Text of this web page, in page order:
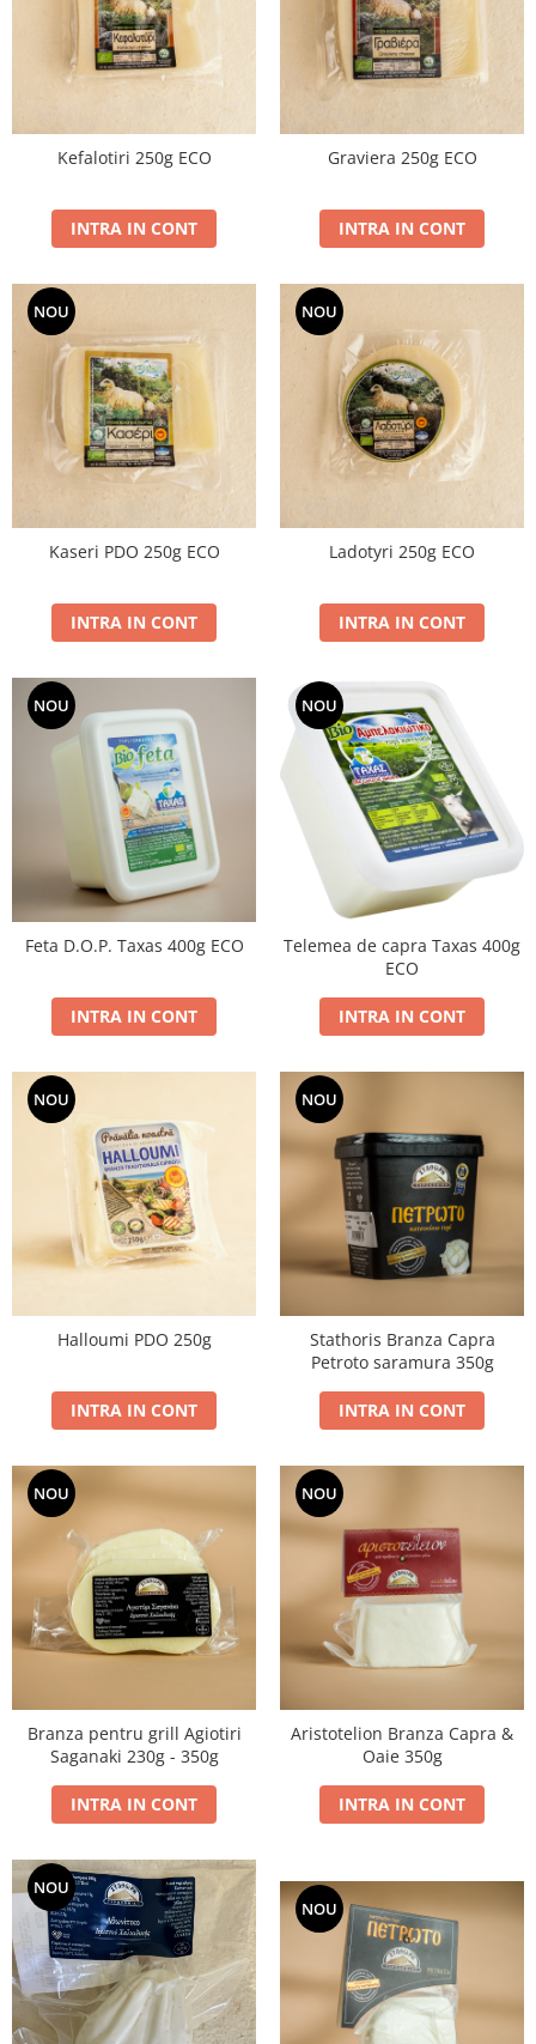
CREME ȘI PASTE TARTINABILE
CONDIMENTE
CEAIURI GRECEȘTI
CIOCOLATĂ ȘI CACAO
HEALTHY SNACKS
LACTATE
PRODUSE ECO / ORGANICE
PRODUSE ROMÂNEȘTI
COSMETICE
REMEDII NATURISTE
TOATE PRODUSELE
Kefalotiri 250g ECO
INTRA IN CONT
Graviera 250g ECO
INTRA IN CONT
NOU
Kaseri PDO 250g ECO
INTRA IN CONT
NOU
Ladotyri 250g ECO
INTRA IN CONT
NOU
Feta D.O.P. Taxas 400g ECO
INTRA IN CONT
NOU
Telemea de capra Taxas 400g
ECO
INTRA IN CONT
NOU
Halloumi PDO 250g
INTRA IN CONT
NOU
Stathoris Branza Capra
Petroto saramura 350g
INTRA IN CONT
NOU
Branza pentru grill Agiotiri
Saganaki 230g - 350g
INTRA IN CONT
NOU
Aristotelion Branza Capra &
Oaie 350g
INTRA IN CONT
NOU
NOU